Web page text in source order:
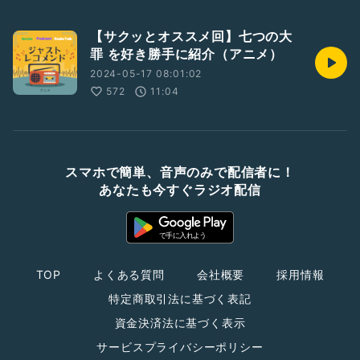
【サクッとオススメ回】七つの大
罪 を好き勝手に紹介（アニメ）
2024-05-17 08:01:02
572
11:04
スマホで簡単、音声のみで配信者に！
あなたも今すぐラジオ配信
TOP よくある質問 会社概要
採用情報
特定商取引法に基づく表記
資金決済法に基づく表示
サービスプライバシーポリシー